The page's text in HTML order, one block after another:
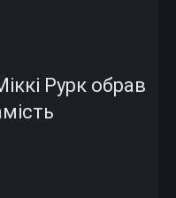
Рурк обрав